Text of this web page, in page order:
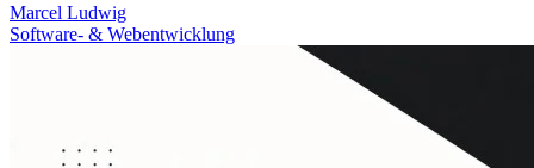
Marcel Ludwig
Software- & Webentwicklung